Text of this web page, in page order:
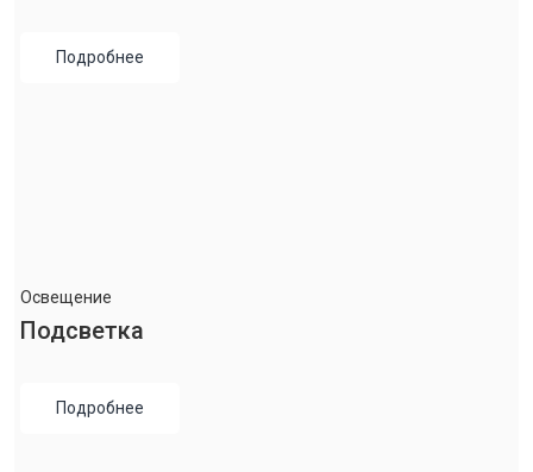
Подробнее
Освещение
Подсветка
Подробнее